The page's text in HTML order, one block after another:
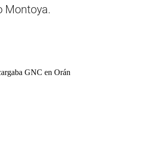
Montoya.
GNC en Orán